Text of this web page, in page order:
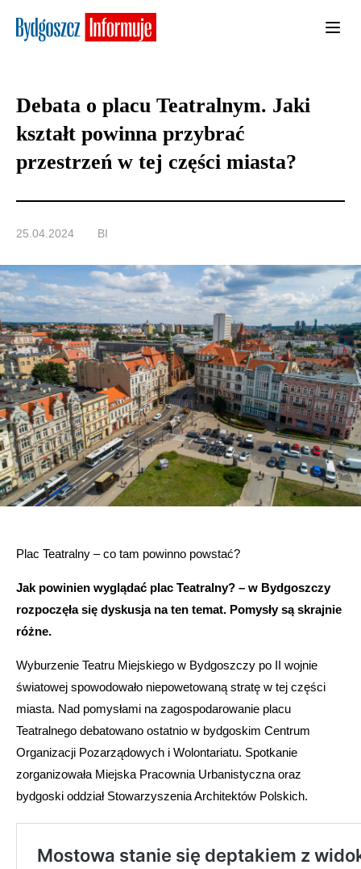
Debata o placu Teatralnym. Jaki
kształt powinna przybrać
przestrzeń w tej części miasta?
25.04.2024 BI
Plac Teatralny – co tam powinno powstać?
Jak powinien wyglądać plac Teatralny? – w Bydgoszczy
rozpoczęła się dyskusja na ten temat. Pomysły są skrajnie
różne.
Wyburzenie Teatru Miejskiego w Bydgoszczy po II wojnie
światowej spowodowało niepowetowaną stratę w tej części
miasta. Nad pomysłami na zagospodarowanie placu
Teatralnego debatowano ostatnio w bydgoskim Centrum
Organizacji Pozarządowych i Wolontariatu. Spotkanie
zorganizowała Miejska Pracownia Urbanistyczna oraz
bydgoski oddział Stowarzyszenia Architektów Polskich.